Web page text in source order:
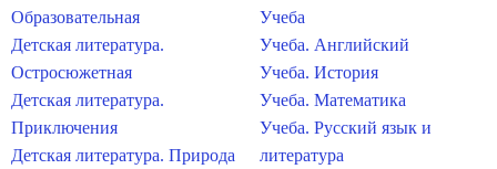
Образовательная
Детская литература.
Остросюжетная
Детская литература.
Приключения
Детская литература. Природа
Учеба
Учеба. Английский
Учеба. История
Учеба. Математика
Учеба. Русский язык и
литература